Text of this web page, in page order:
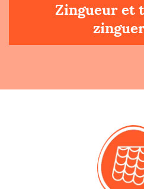
Zingueur et